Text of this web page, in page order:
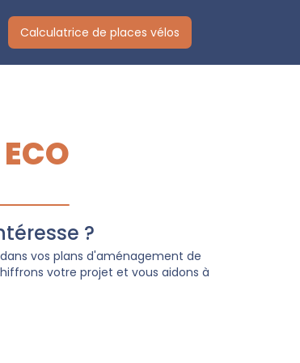
Calculatrice de places vélos
?
vos plans d'aménagement de
votre projet et vous aidons à